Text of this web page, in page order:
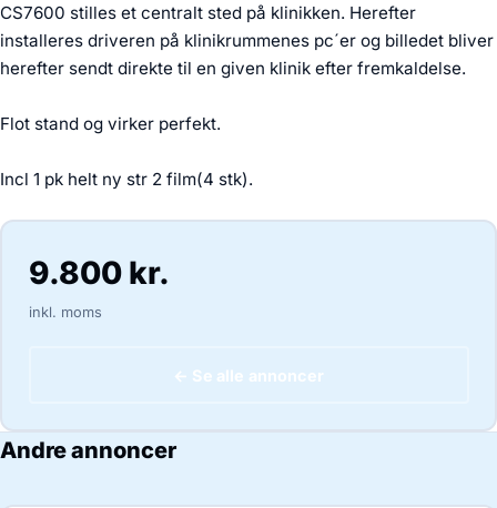
CS7600 stilles et centralt sted på klinikken. Herefter
installeres driveren på klinikrummenes pc´er og billedet bliver
herefter sendt direkte til en given klinik efter fremkaldelse.
Flot stand og virker perfekt.
Incl 1 pk helt ny str 2 film(4 stk).
9.800 kr.
inkl. moms
← Se alle annoncer
Andre annoncer